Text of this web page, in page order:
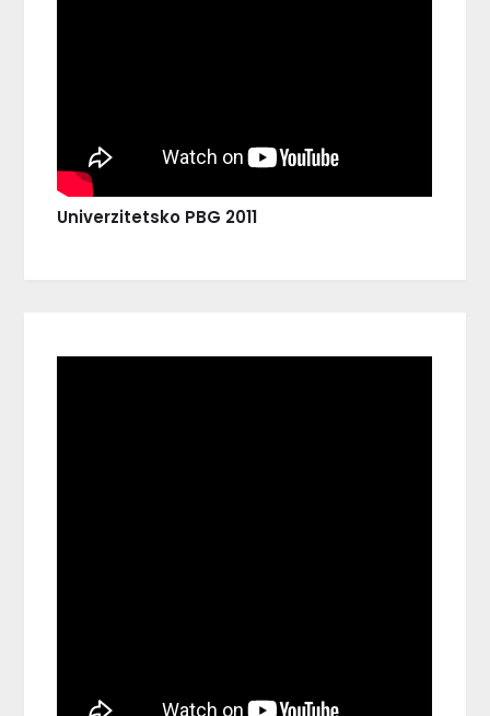
Univerzitetsko PBG 2011